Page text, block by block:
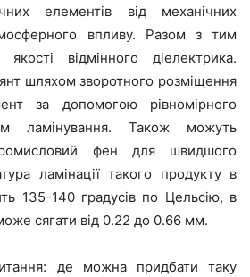
елементів від механічних
впливу. Разом з тим
відмінного діелектрика.
шляхом зворотного розміщення
за допомогою рівномірного
ламінування. Також можуть
фен для швидшого
ламінації такого продукту в
135-140 градусів по Цельсію, в
сягати від 0.22 до 0.66 мм.
де можна придбати таку